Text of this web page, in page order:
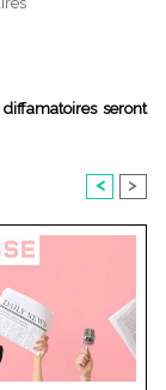
seront
< >